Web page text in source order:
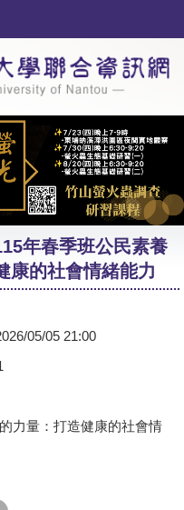
年春季班公民素養
康的社會情緒能力
05/05 21:00
力量：打造健康的社會情